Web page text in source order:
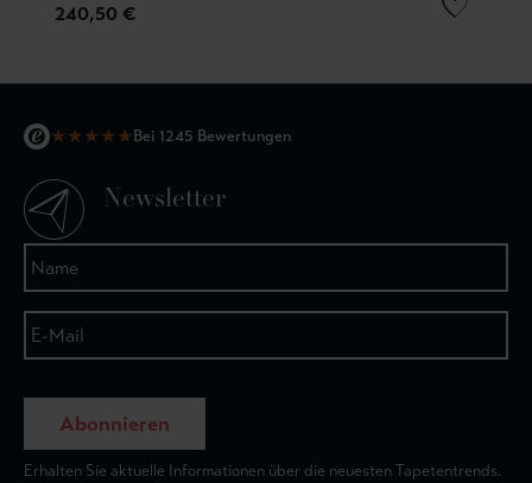
240,50 €
★★★★★Bei 1245 Bewertungen
Newsletter
Abonnieren
Erhalten Sie aktuelle Informationen über die neuesten Tapetentrends.